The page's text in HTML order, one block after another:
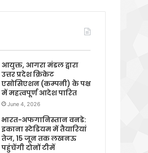
आयुक्त, आगरा मंडल द्वारा
उत्तर प्रदेश क्रिकेट
एसोसिएशन (कम्पनी) के पक्ष
में महत्वपूर्ण आदेश पारित
June 4, 2026
भारत-अफगानिस्तान वनडे:
इकाना स्टेडियम में तैयारियां
तेज, 15 जून तक लखनऊ
पहुंचेंगी दोनों टीमें